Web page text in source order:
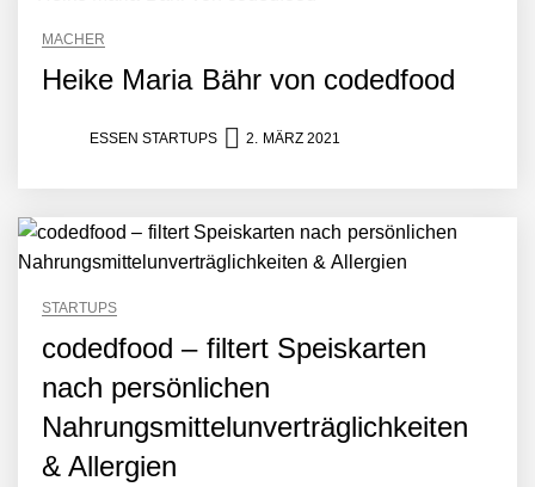
MACHER
Heike Maria Bähr von codedfood
ESSEN STARTUPS 2. MÄRZ 2021
STARTUPS
codedfood – filtert Speiskarten
nach persönlichen
Nahrungsmittelunverträglichkeiten
& Allergien